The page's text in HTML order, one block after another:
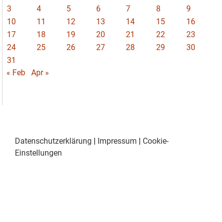
3
4 5 6 7 8
9
10
11 12 13 14 15
16
17
18 19 20 21 22
23
24
25 26 27 28 29
30
31
« Feb
Apr »
Datenschutzerklärung Impressum
Cookie-
Einstellungen